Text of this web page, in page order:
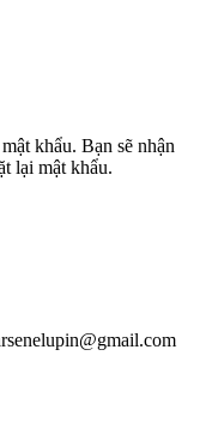
khẩu. Bạn sẽ nhận
lại mật khẩu.